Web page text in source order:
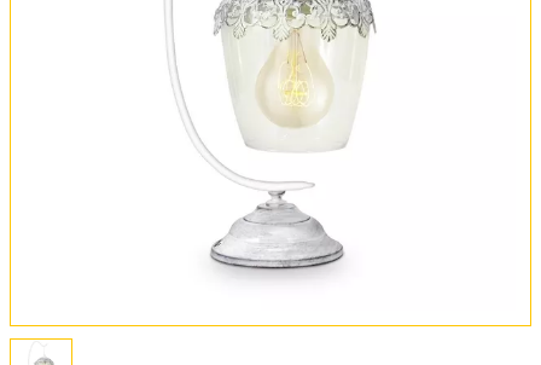
Обмен и возврат
Установка